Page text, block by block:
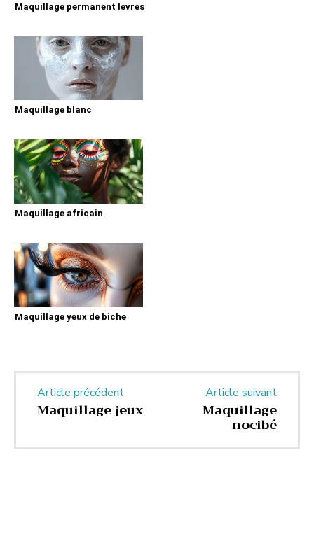
Maquillage permanent levres
Maquillage blanc
Maquillage africain
Maquillage yeux de biche
Article précédent
Maquillage jeux
Article suivant
Maquillage
nocibé